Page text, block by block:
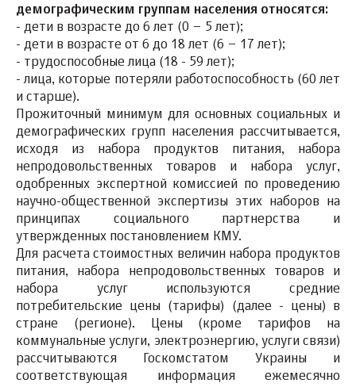
демографическим группам населения относятся:
- дети в возрасте до 6 лет (0 – 5 лет);
- дети в возрасте от 6 до 18 лет (6 – 17 лет);
- трудоспособные лица (18 - 59 лет);
- лица, которые потеряли работоспособность (60 лет
и старше).
Прожиточный минимум для основных социальных и
демографических групп населения рассчитывается,
исходя из набора продуктов питания, набора
непродовольственных товаров и набора услуг,
одобренных экспертной комиссией по проведению
научно-общественной экспертизы этих наборов на
принципах социального партнерства и
утвержденных постановлением КМУ.
Для расчета стоимостных величин набора продуктов
питания, набора непродовольственных товаров и
набора услуг используются средние
потребительские цены (тарифы) (далее - цены) в
стране (регионе). Цены (кроме тарифов на
коммунальные услуги, электроэнергию, услуги связи)
рассчитываются Госкомстатом Украины и
соответствующая информация ежемесячно